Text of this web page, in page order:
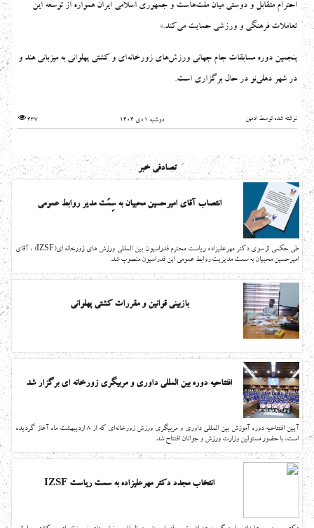
احترام متقابل و دوستی میان ملت‌هاست و جمهوری اسلامی ایران همواره از توسعه این
تعاملات فرهنگی و ورزشی حمایت می‌کند.»
پنجمین دوره مسابقات جام جهانی ورزش‌های زورخانه‌ای و کشتی پهلوانی به میزبانی هند و
در شهر دهلی‌نو در حال برگزاری است.
نوشته شده توسط ادمین دوشنبه 1 دی 1404 437
تصادفی خبر
انتصاب آقای امیرحسین محبیان به سِمَت مدیر روابط عمومی
طی حکمی از سوی دکتر مهرعلیزاده ریاست محترم فدراسیون بین المللی ورزش های زورخانه ای(IZSF) ، آقای
امیرحسین محبیان به سمت مدیریت روابط عمومی این فدراسیون منصوب شد.
بازبینی قوانین و مقررات کشتی پهلوانی
افتتاحیه دوره بین المللی داوری و مربیگری زورخانه ای برگزار شد
آیین افتتاحیه دوره آموزش بین المللی داوری و مربیگری ورزش زورخانه‌ای که از 8 اردیبهشت ماه آغاز گردیده
است، با حضور مسئولین وزارت ورزش و جوانان افتتاح شد.
انتخاب مجدد دکتر مهرعلیزاده به سمت ریاست IZSF